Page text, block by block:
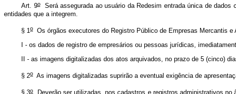
Art. 9oSerá assegurada ao usuário da Redesim entrada única de dados
entidades que a integrem.
§ 1o
Os órgãos executores do Registro Público de Empresas Mercantis
I - os dados de registro de empresários ou pessoas jurídicas,
II - as imagens digitalizadas dos atos arquivados, no prazo de 5 (cinco)
§ 2o As imagens digitalizadas suprirão a eventual exigência de
o